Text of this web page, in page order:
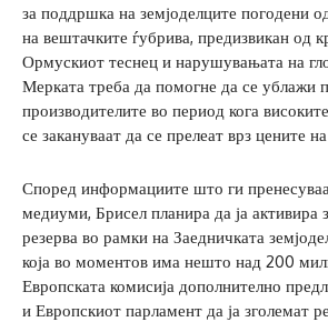
за поддршка на земјоделците погодени
на вештачките ѓубрива, предизвикан од
Ормускиот теснец и нарушувањата на
Мерката треба да помогне да се ублажи
производителите во период кога
се закануваат да се прелеат врз цените
Според информациите што ги
медиуми, Брисел планира да ја активира
резерва во рамки на Заедничката
која во моментов има нешто над 200
Европската комисија дополнително
и Европскиот парламент да ја зголемат